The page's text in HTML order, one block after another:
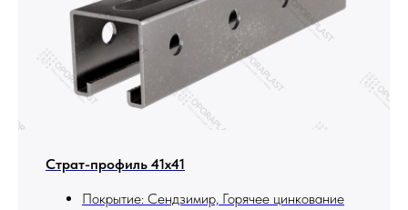
Страт-профиль 41х41
Покрытие: Сендзимир, Горячее цинкование